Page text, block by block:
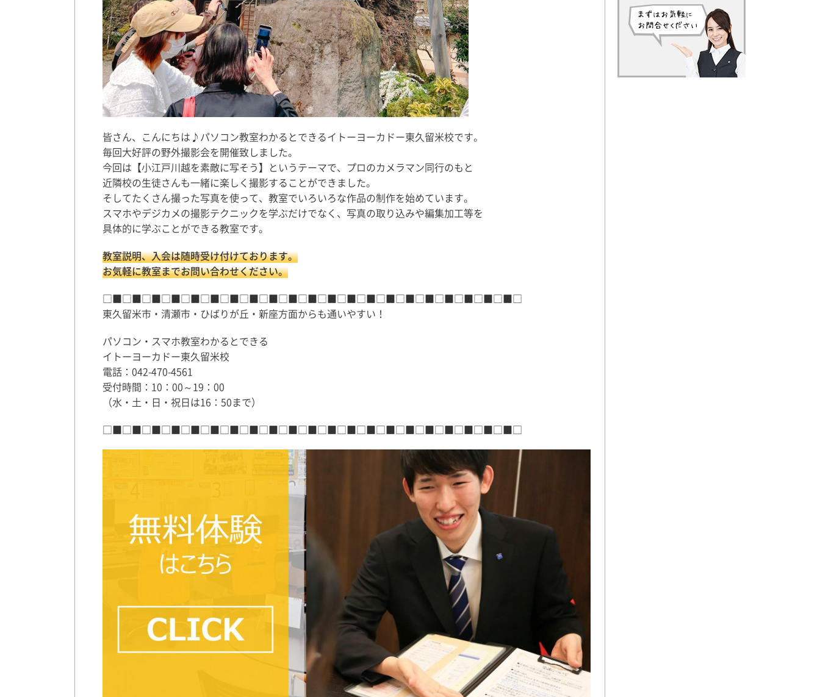
皆さん、こんにちは♪パソコン教室わかるとできるイトーヨーカドー東久留米校です。
毎回大好評の野外撮影会を開催致しました。
今回は【小江戸川越を素敵に写そう】というテーマで、プロのカメラマン同行のもと
近隣校の生徒さんも一緒に楽しく撮影することができました。
そしてたくさん撮った写真を使って、教室でいろいろな作品の制作を始めています。
スマホやデジカメの撮影テクニックを学ぶだけでなく、写真の取り込みや編集加工等を
具体的に学ぶことができる教室です。
教室説明、入会は随時受け付けております。
お気軽に教室までお問い合わせください。
□■□■□■□■□■□■□■□■□■□■□■□■□■□■□■□■□■□■□■□■□■□
東久留米市・清瀬市・ひばりが丘・新座方面からも通いやすい！
パソコン・スマホ教室わかるとできる
イトーヨーカドー東久留米校
電話：042-470-4561
受付時間：10：00～19：00
（水・土・日・祝日は16：50まで）
□■□■□■□■□■□■□■□■□■□■□■□■□■□■□■□■□■□■□■□■□■□